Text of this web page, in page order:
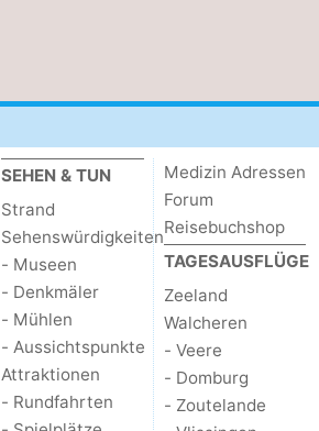
SEHEN & TUN
Strand
Sehenswürdigkeiten
- Museen
- Denkmäler
- Mühlen
- Aussichtspunkte
Attraktionen
- Rundfahrten
Medizin Adressen
Forum
Reisebuchshop
TAGESAUSFLÜGE
Zeeland
Walcheren
- Veere
- Domburg
- Zoutelande